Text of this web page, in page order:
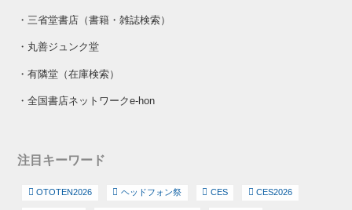
・ 三省堂書店（書籍・雑誌検索）
・ 丸善ジュンク堂
・有隣堂（在庫検索）
・全国書店ネットワークe-hon
注目キーワード
OTOTEN2026 ヘッドフォン祭 CES CES2026